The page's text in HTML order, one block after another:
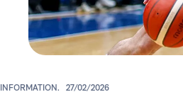
INFORMATION. 27/02/2026